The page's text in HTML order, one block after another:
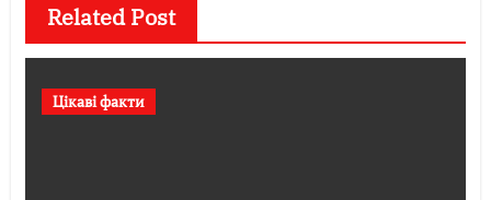
Related Post
Цікаві факти